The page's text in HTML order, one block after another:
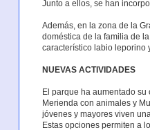
Junto a ellos, se han
Además, en la zona de la
doméstica de la familia de
característico labio leporino
NUEVAS ACTIVIDADES
El parque ha aumentado
Merienda con animales y
jóvenes y mayores viven
Estas opciones permiten a